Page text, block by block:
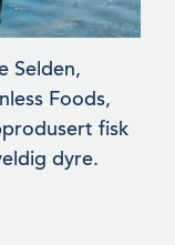
Selden,
Foods,
fisk
dyre.